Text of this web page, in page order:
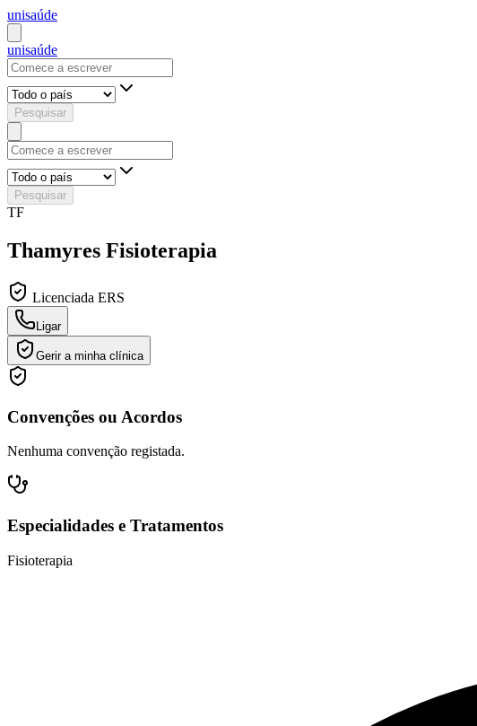
unisaúde
unisaúde
Pesquisar
Pesquisar
TF
Thamyres Fisioterapia
Licenciada ERS
Ligar
Gerir a minha clínica
Convenções ou Acordos
Nenhuma convenção registada.
Especialidades e Tratamentos
Fisioterapia